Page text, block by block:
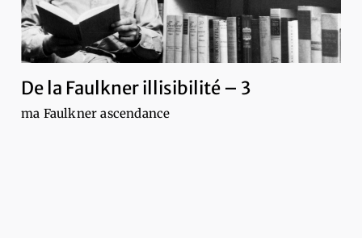
De la Faulkner illisibilité – 3
ma Faulkner ascendance